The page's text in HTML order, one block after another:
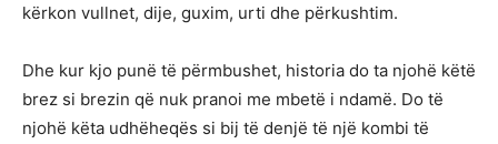
kërkon vullnet, dije, guxim, urti dhe përkushtim.
Dhe kur kjo punë të përmbushet, historia do ta njohë këtë
brez si brezin që nuk pranoi me mbetë i ndamë. Do të
njohë këta udhëheqës si bij të denjë të një kombi të